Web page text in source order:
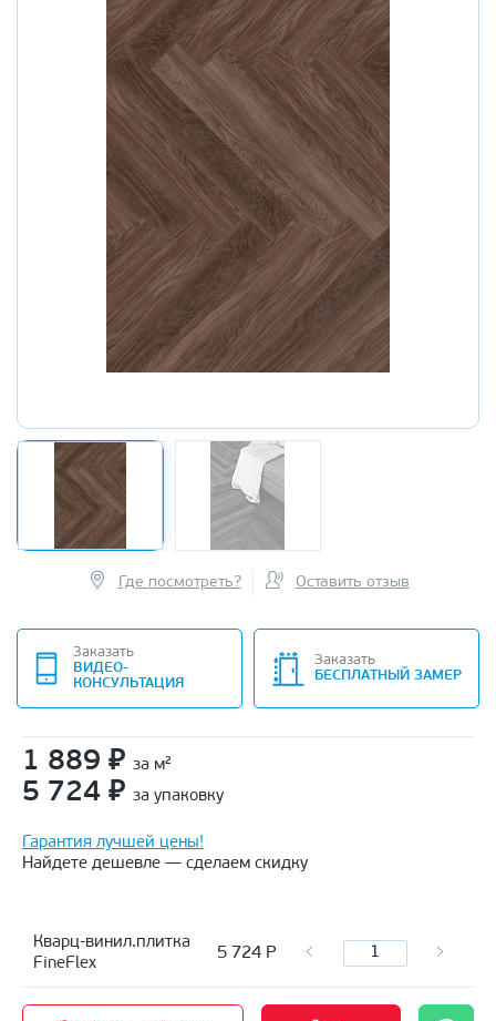
Где посмотреть? Оставить отзыв
Заказать
ВИДЕО-
КОНСУЛЬТАЦИЯ
Заказать
БЕСПЛАТНЫЙ ЗАМЕР
1 889 ₽ за м²
5 724 ₽ за упаковку
Гарантия лучшей цены!
Найдете дешевле — сделаем скидку
Кварц-винил.плитка
FineFlex
5 724 Р